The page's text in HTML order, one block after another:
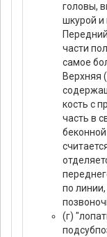
головы,
шкурой и
части
самое
Верхняя
кость с
часть в
по
(г)